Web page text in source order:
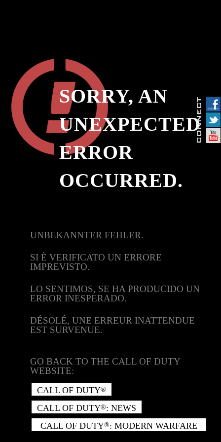
SORRY, AN
UNEXPECTED
ERROR
OCCURRED.
UNBEKANNTER FEHLER.
SI È VERIFICATO UN ERRORE
IMPREVISTO.
LO SENTIMOS, SE HA PRODUCIDO UN
ERROR INESPERADO.
DÉSOLÉ, UNE ERREUR INATTENDUE
EST SURVENUE.
GO BACK TO THE CALL OF DUTY
WEBSITE:
CALL OF DUTY®
CALL OF DUTY®: NEWS
CALL OF DUTY®: MODERN WARFARE